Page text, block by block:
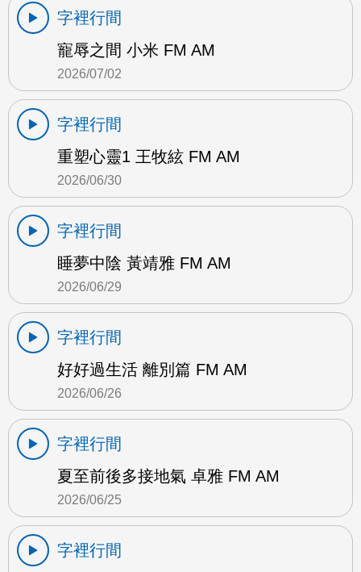
字裡行間
寵辱之間 小米 FM AM
2026/07/02
字裡行間
重塑心靈1 王牧絃 FM AM
2026/06/30
字裡行間
睡夢中陰 黃靖雅 FM AM
2026/06/29
字裡行間
好好過生活 離別篇 FM AM
2026/06/26
字裡行間
夏至前後多接地氣 卓雅 FM AM
2026/06/25
字裡行間